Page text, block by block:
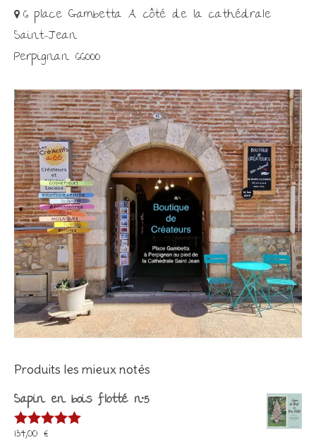
6 place Gambetta A côté de la cathédrale
Saint-Jean
Perpignan 66000
Produits les mieux notés
Sapin en bois flotté n°5
Note 5.00
134,00 €